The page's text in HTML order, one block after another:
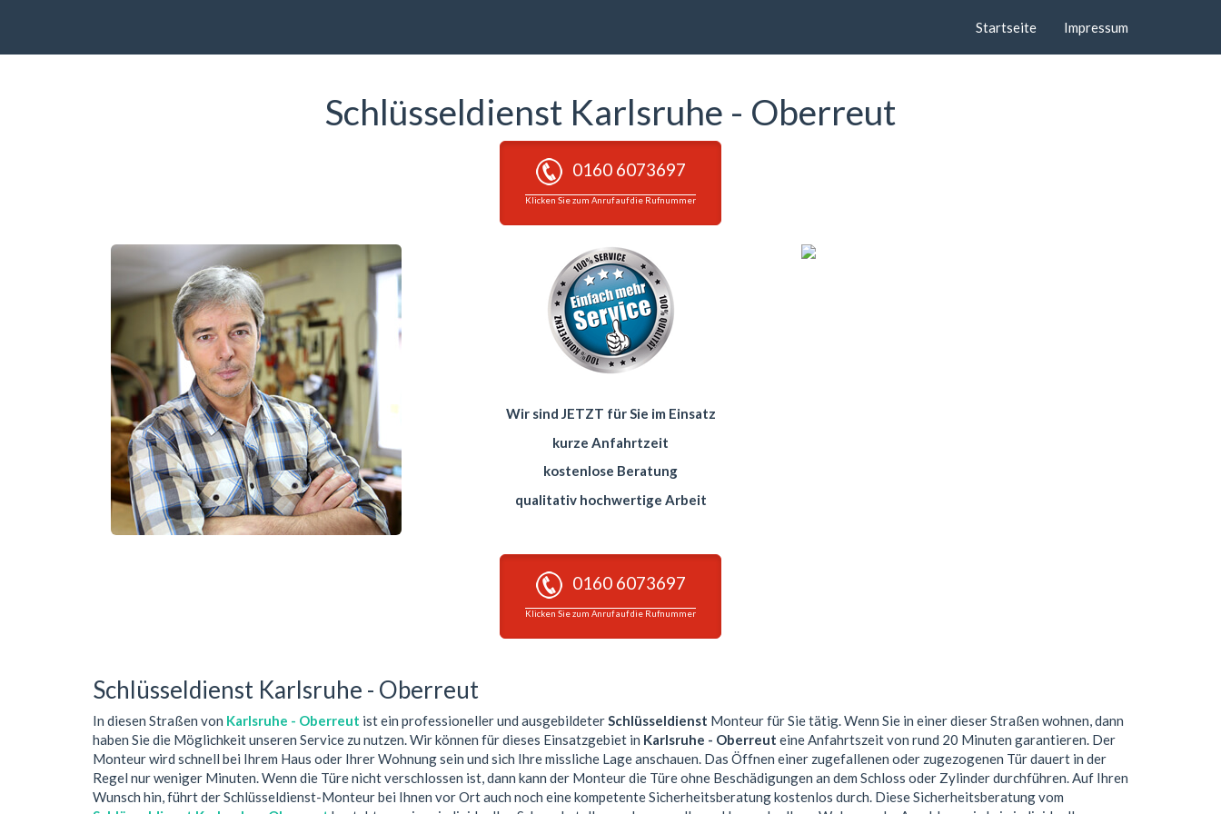
Startseite Impressum
Schlüsseldienst Karlsruhe - Oberreut
0160 6073697
Klicken Sie zum Anruf auf die Rufnummer
Wir sind JETZT für Sie im Einsatz
kurze Anfahrtzeit
kostenlose Beratung
qualitativ hochwertige Arbeit
0160 6073697
Klicken Sie zum Anruf auf die Rufnummer
Schlüsseldienst Karlsruhe - Oberreut
In diesen Straßen von Karlsruhe - Oberreut ist ein professioneller und ausgebildeterSchlüsseldienst Monteur für Sie tätig. Wenn Sie in einer dieser Straßen wohnen, dann
haben Sie die Möglichkeit unseren Service zu nutzen. Wir können für dieses Einsatzgebiet in Karlsruhe - Oberreut eine Anfahrtszeit von rund 20 Minuten garantieren. Der
Monteur wird schnell bei Ihrem Haus oder Ihrer Wohnung sein und sich Ihre missliche Lage anschauen. Das Öffnen einer zugefallenen oder zugezogenen Tür dauert in der
Regel nur weniger Minuten. Wenn die Türe nicht verschlossen ist, dann kann der Monteur die Türe ohne Beschädigungen an dem Schloss oder Zylinder durchführen. Auf Ihren
Wunsch hin, führt der Schlüsseldienst-Monteur bei Ihnen vor Ort auch noch eine kompetente Sicherheitsberatung kostenlos durch. Diese Sicherheitsberatung vom